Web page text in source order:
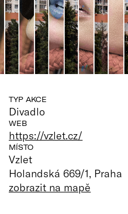
TYP AKCE
Divadlo
WEB
https://vzlet.cz/
MÍSTO
Vzlet
Holandská 669/1, Praha
zobrazit na mapě